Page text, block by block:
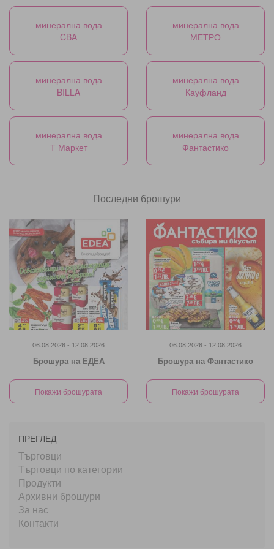
минерална вода
CBA
минерална вода
МЕТРО
минерална вода
BILLA
минерална вода
Кауфланд
минерална вода
Т Маркет
минерална вода
Фантастико
Последни брошури
06.08.2026 - 12.08.2026
Брошура на ЕДЕА
Покажи брошурата
06.08.2026 - 12.08.2026
Брошура на Фантастико
Покажи брошурата
ПРЕГЛЕД
Търговци
Търговци по категории
Продукти
Архивни брошури
За нас
Контакти